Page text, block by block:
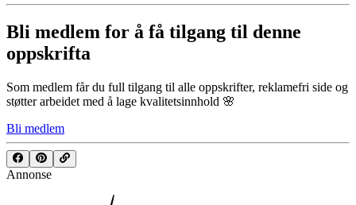
Bli medlem for å få tilgang til denne
oppskrifta
Som medlem får du full tilgang til alle oppskrifter, reklamefri side og
støtter arbeidet med å lage kvalitetsinnhold 🌸
Bli medlem
Annonse